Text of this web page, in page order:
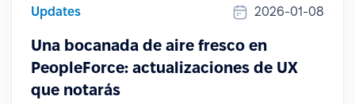
Updates 2026-01-08
Una bocanada de aire fresco en
PeopleForce: actualizaciones de UX
que notarás